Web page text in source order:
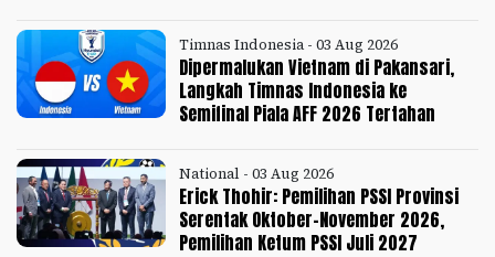
Timnas Indonesia - 03 Aug 2026
Dipermalukan Vietnam di Pakansari,
Langkah Timnas Indonesia ke
Semifinal Piala AFF 2026 Tertahan
National - 03 Aug 2026
Erick Thohir: Pemilihan PSSI Provinsi
Serentak Oktober-November 2026,
Pemilihan Ketum PSSI Juli 2027